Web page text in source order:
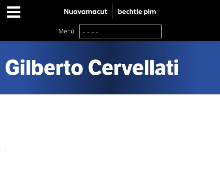
Gilberto Cervellati
Menù: